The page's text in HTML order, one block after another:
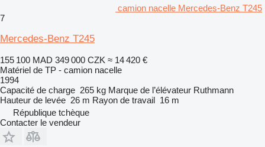
camion nacelle Mercedes-Benz T245
7
Mercedes-Benz T245
155 100 MAD 349 000 CZK ≈ 14 420 €
Matériel de TP - camion nacelle
1994
Capacité de charge 265 kg Marque de l’élévateur Ruthmann
Hauteur de levée 26 m Rayon de travail 16 m
République tchèque
Contacter le vendeur